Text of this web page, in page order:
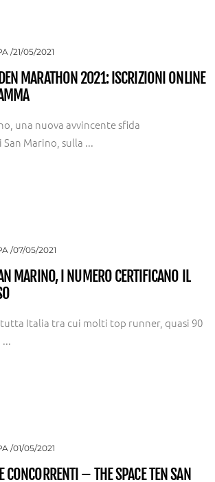
21/05/2021
MARATHON 2021: ISCRIZIONI ONLINE
una nuova avvincente sfida
Marino, sulla ...
07/05/2021
MARINO, I NUMERO CERTIFICANO IL
Italia tra cui molti top runner, quasi 90
01/05/2021
CONCORRENTI – THE SPACE TEN SAN